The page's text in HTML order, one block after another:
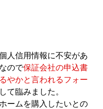
人信用情報に不安があ
ので保証会社の申込書
やかと言われるフォー
て臨みました。
ームを購入したいとの